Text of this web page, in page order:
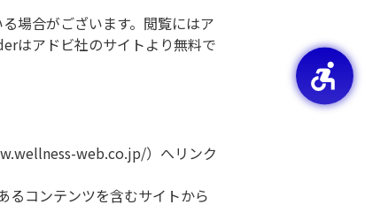
場合がございます。閲覧にはア
はアドビ社のサイトより無料で
web.co.jp/）へリンク
るコンテンツを含むサイトから